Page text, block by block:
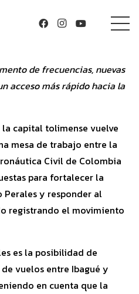
de frecuencias, nuevas
acceso más rápido hacia la
capital tolimense vuelve
mesa de trabajo entre la
Civil de Colombia
para fortalecer la
Peralesy responder al
registrando el movimiento
es la posibilidad de
vuelos entre Ibagué y
en cuenta que la